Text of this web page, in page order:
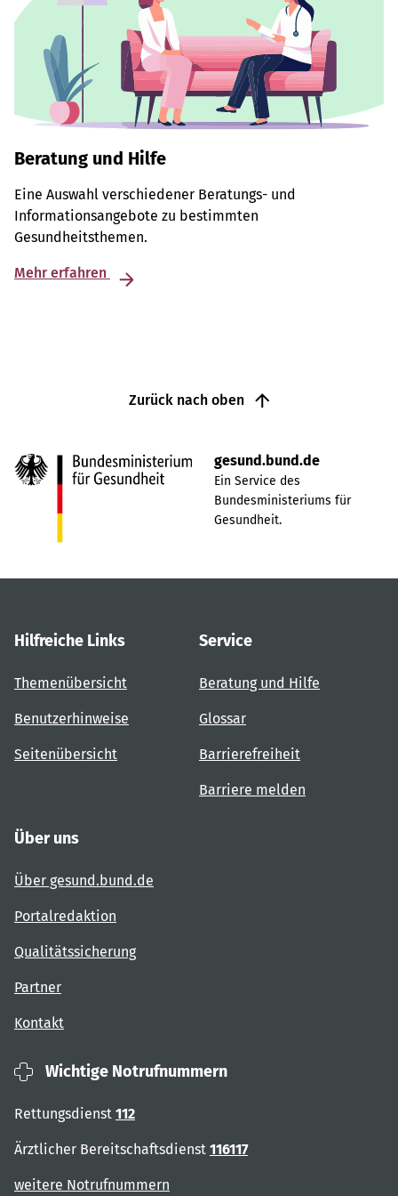
Beratung und Hilfe
Eine Auswahl verschiedener Beratungs- und
Informationsangebote zu bestimmten
Gesundheitsthemen.
Mehr erfahren
Zurück nach oben
gesund.bund.de
Ein Service des
Bundesministeriums für
Gesundheit.
Hilfreiche Links
Themenübersicht
Benutzerhinweise
Seitenübersicht
Service
Beratung und Hilfe
Glossar
Barrierefreiheit
Barriere melden
Über uns
Über gesund.bund.de
Portalredaktion
Qualitätssicherung
Partner
Kontakt
Wichtige Notrufnummern
Rettungsdienst 112
Ärztlicher Bereitschaftsdienst 116117
weitere Notrufnummern